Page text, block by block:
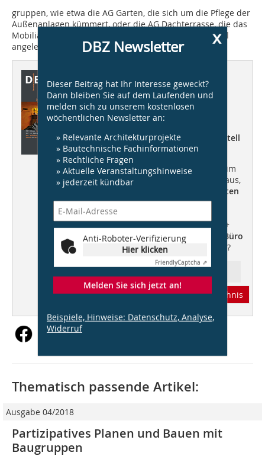
gruppen, wie etwa die AG Garten, die sich um die Pflege der
Außenanlagen kümmert, oder die AG Dachterrasse, die das
Mobiliar selbst gebaut und dort liebevoll Blumenkübel
angelegt hat.
Susanne Kreykenbohm, Hannover
Dieser Artikel erschien in
DBZ 10/2015
Wohnungsbau
individuell, vielfältig, experimentell
DBZ Heftpate
blauraum architekten „Chancen im
Wohnungsbau“ +++ Stadt-Aktivhaus,
Hegger Hegger Schleiff Architekten
+++ Wohnanlage Grimmstraße,
kellner schleich wunderling
DennewitzEins,ARGE D1 GbR
+++
Anforderungen an Estriche +++
Büro
Spezial+++ Das Bauen verbieten?
Abonnement Inhaltsverzeichnis
x
DBZ Newsletter
Dieser Beitrag hat Ihr Interesse geweckt?
Dann bleiben Sie auf dem Laufenden und
melden sich zu unserem kostenlosen
wöchentlichen Newsletter an:
» Relevante Architekturprojekte
» Bautechnische Fachinformationen
» Rechtliche Fragen
» Aktuelle Veranstaltungshinweise
» jederzeit kündbar
Anti-Roboter-Verifizierung
Hier klicken
FriendlyCaptcha ⇗
Melden Sie sich jetzt an!
Beispiele, Hinweise: Datenschutz, Analyse,
Widerruf
Thematisch passende Artikel:
Ausgabe 04/2018
Partizipatives Planen und Bauen mit
Baugruppen